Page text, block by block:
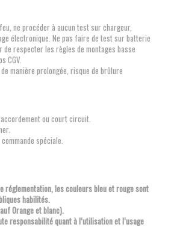
ne procéder à aucun test sur chargeur,
électronique. Ne pas faire de test sur batterie
respecter les règles de montages basse
CGV.
manière prolongée, risque de brûlure
ou court circuit.
spéciale.
réglementation, les couleurs bleu et rouge sont
habilités.
Orange et blanc).
responsabilité quant à l’utilisation et l’usage